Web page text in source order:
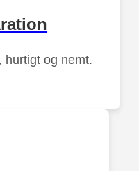
hurtigt og nemt.